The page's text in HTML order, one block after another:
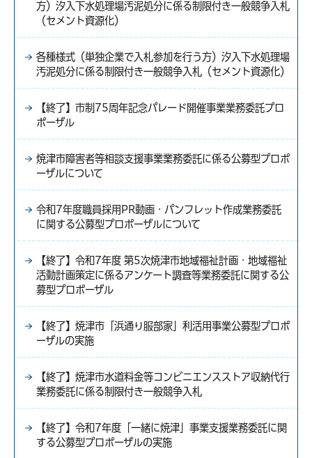
方）汐入下水処理場汚泥処分に係る制限付き一般競争入札
（セメント資源化）
各種様式（単独企業で入札参加を行う方）汐入下水処理場
汚泥処分に係る制限付き一般競争入札（セメント資源化）
【終了】市制75周年記念パレード開催事業業務委託プロ
ポーザル
焼津市障害者等相談支援事業業務委託に係る公募型プロポ
ーザルについて
令和7年度職員採用PR動画・パンフレット作成業務委託
に関する公募型プロポーザルについて
【終了】令和7年度 第5次焼津市地域福祉計画・地域福祉
活動計画策定に係るアンケート調査等業務委託に関する公
募型プロポーザル
【終了】焼津市「浜通り服部家」利活用事業公募型プロポ
ーザルの実施
【終了】焼津市水道料金等コンビニエンスストア収納代行
業務委託に係る制限付き一般競争入札
【終了】令和7年度「一緒に焼津」事業支援業務委託に関
する公募型プロポーザルの実施